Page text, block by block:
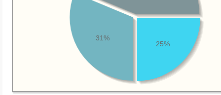
25%
31%